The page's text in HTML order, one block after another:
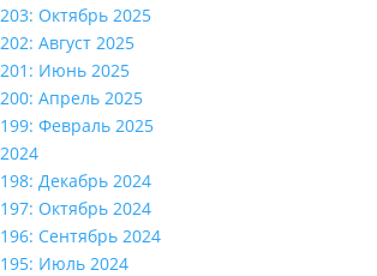
203: Октябрь 2025
202: Август 2025
201: Июнь 2025
200: Апрель 2025
199: Февраль 2025
2024
198: Декабрь 2024
197: Октябрь 2024
196: Сентябрь 2024
195: Июль 2024